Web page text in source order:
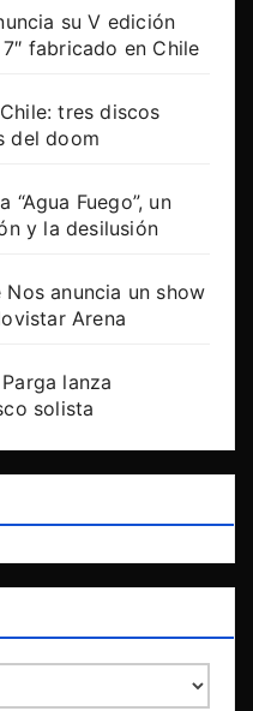
su V edición
fabricado en Chile
tres discos
del doom
Fuego”, un
y la desilusión
anuncia un show
Arena
lanza
solista